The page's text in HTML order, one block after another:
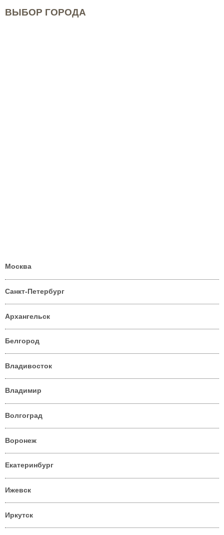
ВЫБОР ГОРОДА
Москва
Санкт-Петербург
Архангельск
Белгород
Владивосток
Владимир
Волгоград
Воронеж
Екатеринбург
Ижевск
Иркутск